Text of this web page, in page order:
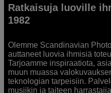
Ratkaisuja luoville
1982
Olemme Scandinavian
auttaneet luovia ihmisiä
Tarjoamme inspiraatiota,
muun muassa
teknologian tarpeisiin.
musiikin ja taiteen